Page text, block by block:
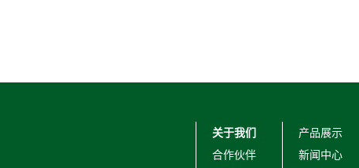
关于我们
产品展示
合作伙伴
新闻中心